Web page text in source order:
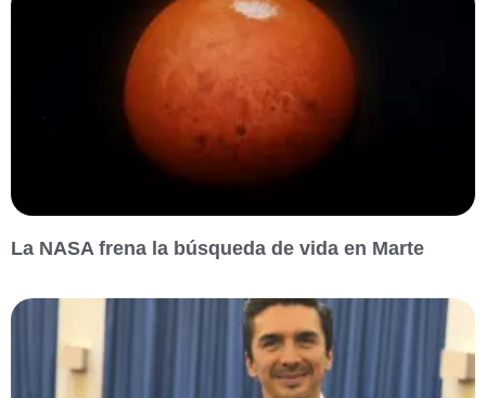
La NASA frena la búsqueda de vida en Marte